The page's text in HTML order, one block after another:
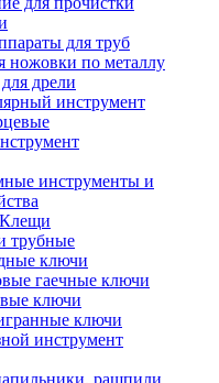
для труб
ножовки по металлу
дрели
инструмент
инструменты и
Клещи
трубные
ключи
гаечные ключи
ключи
ключи
инструмент
рашпили